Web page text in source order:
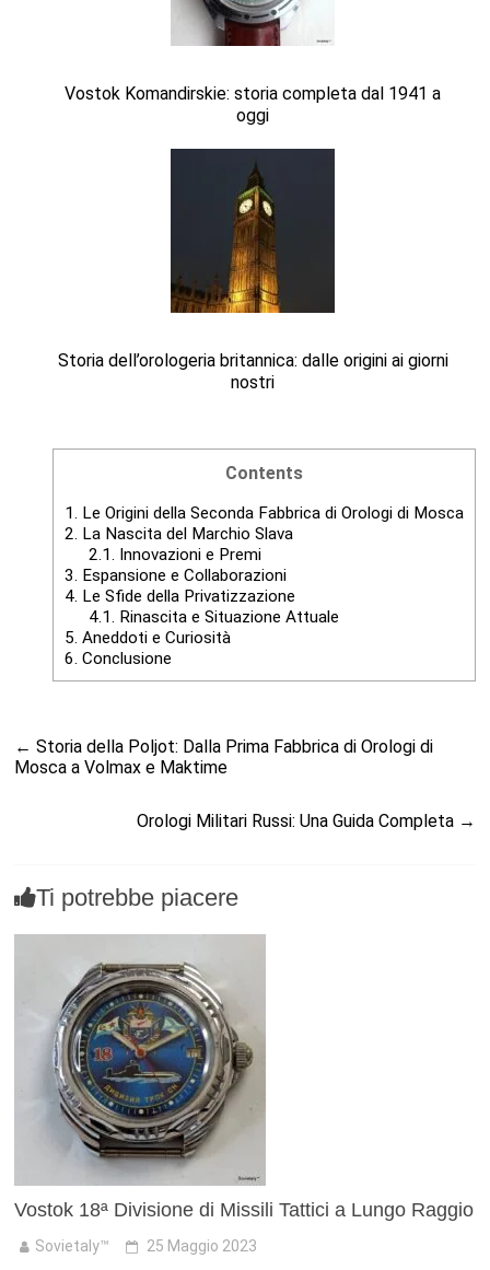
Vostok Komandirskie: storia completa dal 1941 a
oggi
Storia dell’orologeria britannica: dalle origini ai giorni
nostri
Contents
1. Le Origini della Seconda Fabbrica di Orologi di Mosca
2. La Nascita del Marchio Slava
2.1. Innovazioni e Premi
3. Espansione e Collaborazioni
4. Le Sfide della Privatizzazione
4.1. Rinascita e Situazione Attuale
5. Aneddoti e Curiosità
6. Conclusione
← Storia della Poljot: Dalla Prima Fabbrica di Orologi di
Mosca a Volmax e Maktime
Orologi Militari Russi: Una Guida Completa →
Ti potrebbe piacere
Vostok 18ª Divisione di Missili Tattici a Lungo Raggio
Sovietaly™ 25 Maggio 2023